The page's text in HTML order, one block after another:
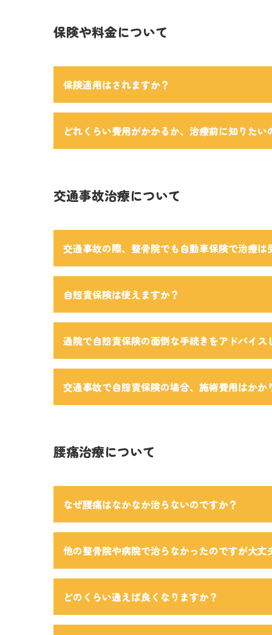
保険や料金について
保険適用はされますか？
どれくらい費用がかかるか、治療前に知りたい
交通事故治療について
交通事故の際、整骨院でも自動車保険で治療は
自賠責保険は使えますか？
通院で自賠責保険の面倒な手続きをアドバイス
交通事故で自賠責保険の場合、施術費用はかか
腰痛治療について
なぜ腰痛はなかなか治らないのですか？
他の整骨院や病院で治らなかったのですが大丈
どのくらい通えば良くなりますか？